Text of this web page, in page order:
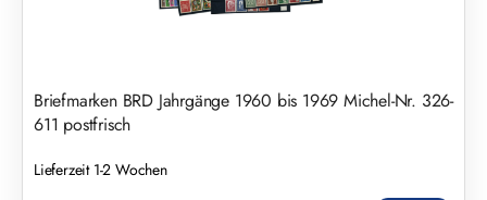
Briefmarken BRD Jahrgänge 1960 bis 1969 Michel-Nr. 326-
611 postfrisch
Lieferzeit 1-2 Wochen